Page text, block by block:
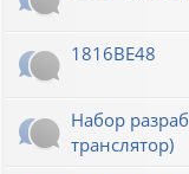
1816ВЕ48
Набор
транслятор)